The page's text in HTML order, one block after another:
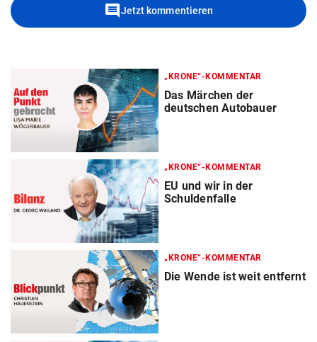
commentJetzt kommentieren
„KRONE“-KOMMENTAR
Das Märchen der
deutschen Autobauer
„KRONE“-KOMMENTAR
EU und wir in der
Schuldenfalle
„KRONE“-KOMMENTAR
Die Wende ist weit entfernt